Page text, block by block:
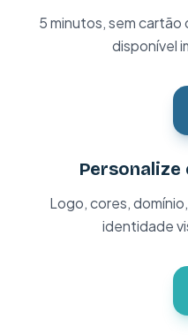
5 minutos, sem
disponível
Personalize
Logo, cores,
identidade